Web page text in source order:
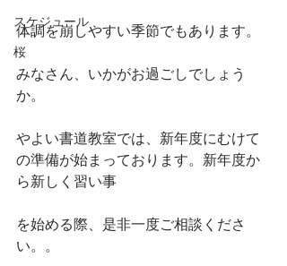
スケジュール
桜
体調を崩しやすい季節でもあります。
みなさん、いかがお過ごしでしょう
か。
やよい書道教室では、新年度にむけて
の準備が始まっております。新年度か
ら新しく習い事
を始める際、是非一度ご相談くださ
い。。